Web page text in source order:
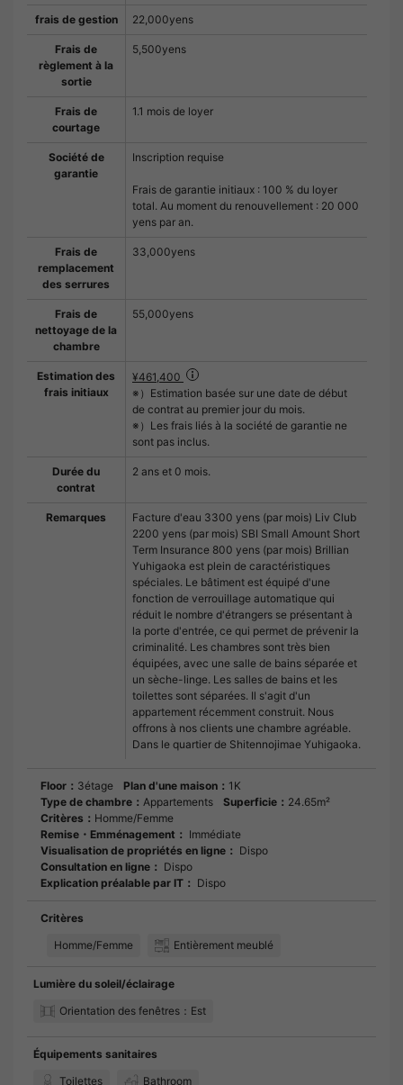
frais de gestion 22,000yens
Frais de
règlement à la
sortie
5,500yens
Frais de
courtage
1.1 mois de loyer
Société de
garantie
Inscription requise
Frais de garantie initiaux : 100 % du loyer
total. Au moment du renouvellement : 20 000
yens par an.
Frais de
remplacement
des serrures
33,000yens
Frais de
nettoyage de la
chambre
55,000yens
Estimation des
frais initiaux
¥461,400
※）Estimation basée sur une date de début
de contrat au premier jour du mois.
※）Les frais liés à la société de garantie ne
sont pas inclus.
Durée du
contrat
2 ans et 0 mois.
Remarques
Facture d'eau 3300 yens (par mois) Liv Club
2200 yens (par mois) SBI Small Amount Short
Term Insurance 800 yens (par mois) Brillian
Yuhigaoka est plein de caractéristiques
spéciales. Le bâtiment est équipé d'une
fonction de verrouillage automatique qui
réduit le nombre d'étrangers se présentant à
la porte d'entrée, ce qui permet de prévenir la
criminalité. Les chambres sont très bien
équipées, avec une salle de bains séparée et
un sèche-linge. Les salles de bains et les
toilettes sont séparées. Il s'agit d'un
appartement récemment construit. Nous
offrons à nos clients une chambre agréable.
Dans le quartier de Shitennojimae Yuhigaoka.
Floor： 3étage Plan d'une maison： 1K
Type de chambre： Appartements Superficie： 24.65m²
Critères： Homme/Femme
Remise・Emménagement： Immédiate
Visualisation de propriétés en ligne： Dispo
Consultation en ligne： Dispo
Explication préalable par IT： Dispo
Critères
Homme/Femme
Entièrement meublé
Lumière du soleil/éclairage
Orientation des fenêtres：Est
Équipements sanitaires
Toilettes
Bathroom